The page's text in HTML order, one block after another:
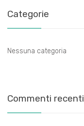
Categorie
Nessuna categoria
Commenti recenti